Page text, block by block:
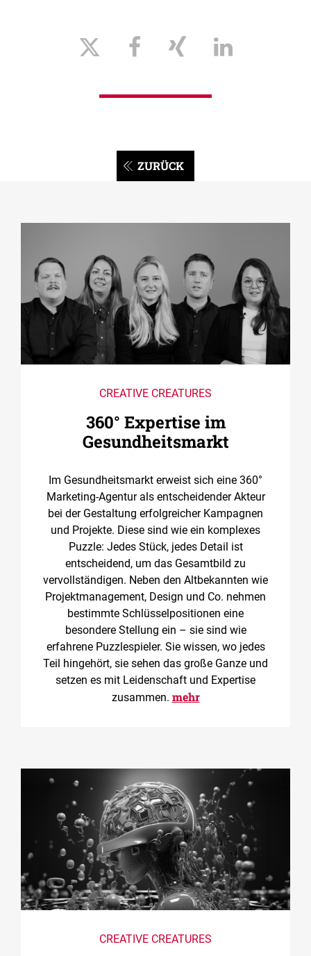
ZURÜCK
CREATIVE CREATURES
360° Expertise im
Gesundheitsmarkt
Im Gesundheitsmarkt erweist sich eine 360°
Marketing-Agentur als entscheidender Akteur
bei der Gestaltung erfolgreicher Kampagnen
und Projekte. Diese sind wie ein komplexes
Puzzle: Jedes Stück, jedes Detail ist
entscheidend, um das Gesamtbild zu
vervollständigen. Neben den Altbekannten wie
Projektmanagement, Design und Co. nehmen
bestimmte Schlüsselpositionen eine
besondere Stellung ein – sie sind wie
erfahrene Puzzlespieler. Sie wissen, wo jedes
Teil hingehört, sie sehen das große Ganze und
setzen es mit Leidenschaft und Expertise
zusammen. mehr
CREATIVE CREATURES